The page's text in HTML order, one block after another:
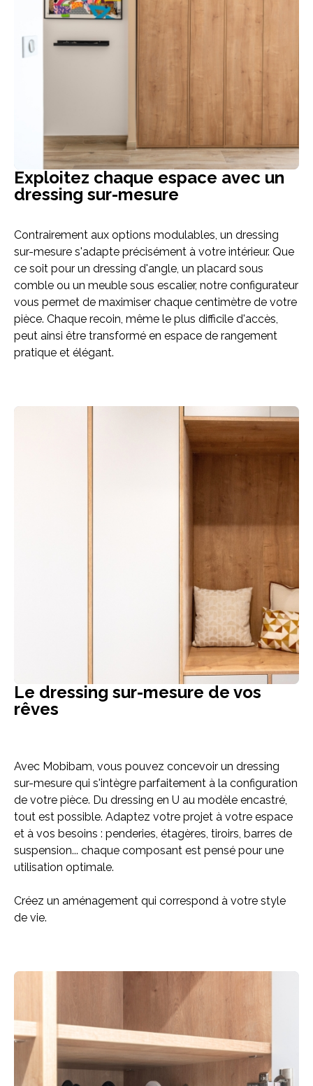
Exploitez chaque espace avec un
dressing sur-mesure
Contrairement aux options modulables, un dressing
sur-mesure s'adapte précisément à votre intérieur. Que
ce soit pour un dressing d'angle, un placard sous
comble ou un meuble sous escalier, notre configurateur
vous permet de maximiser chaque centimètre de votre
pièce. Chaque recoin, même le plus difficile d'accès,
peut ainsi être transformé en espace de rangement
pratique et élégant.
Le dressing sur-mesure de vos
rêves
Avec Mobibam, vous pouvez concevoir un dressing
sur-mesure qui s'intègre parfaitement à la configuration
de votre pièce. Du dressing en U au modèle encastré,
tout est possible. Adaptez votre projet à votre espace
et à vos besoins : penderies, étagères, tiroirs, barres de
suspension... chaque composant est pensé pour une
utilisation optimale.
Créez un aménagement qui correspond à votre style
de vie.